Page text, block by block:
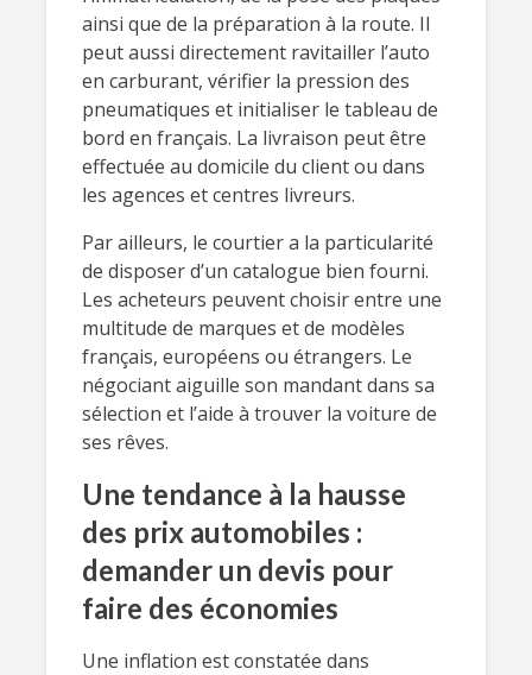
ainsi que de la préparation à la route. Il
peut aussi directement ravitailler l’auto
en carburant, vérifier la pression des
pneumatiques et initialiser le tableau de
bord en français. La livraison peut être
effectuée au domicile du client ou dans
les agences et centres livreurs.
Par ailleurs, le courtier a la particularité
de disposer d’un catalogue bien fourni.
Les acheteurs peuvent choisir entre une
multitude de marques et de modèles
français, européens ou étrangers. Le
négociant aiguille son mandant dans sa
sélection et l’aide à trouver la voiture de
ses rêves.
Une tendance à la hausse
des prix automobiles :
demander un devis pour
faire des économies
Une inflation est constatée dans